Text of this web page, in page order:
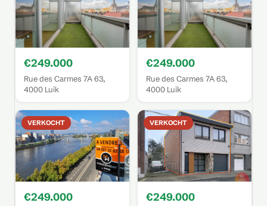
€249.000
Rue des Carmes 7A 63,
4000 Luik
€249.000
Rue des Carmes 7A 63,
4000 Luik
VERKOCHT
€249.000
VERKOCHT
€249.000